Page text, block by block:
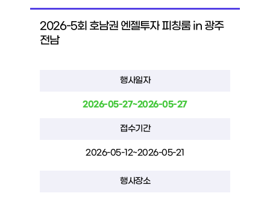
2026-5회 호남권 엔젤투자 피칭룸 in 광주
전남
행사일자
2026-05-27~2026-05-27
접수기간
2026-05-12~2026-05-21
행사장소